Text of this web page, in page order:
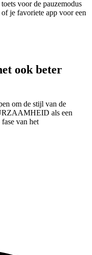
voor de pauzemodus
je favoriete app voor een
ook beter
om de stijl van de
als een
van het